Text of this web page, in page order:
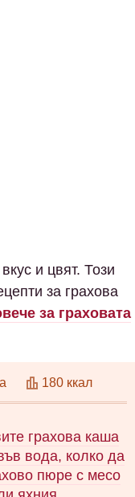
и цвят. Този
за грахова
за граховата
180 ккал
грахова каша
вода, колко да
пюре с месо